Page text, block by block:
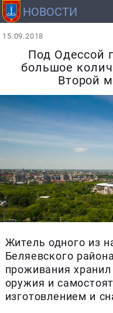
15.09.2018
Под Одессой
большое
Второй
Житель одного из
Беляевского
проживания
оружия и
изготовлением и